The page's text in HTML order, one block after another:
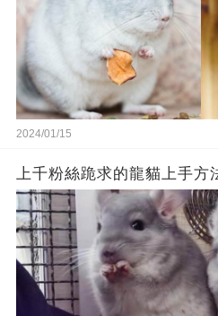
2024/01/15
上千粉絲跪求的龍貓上手方